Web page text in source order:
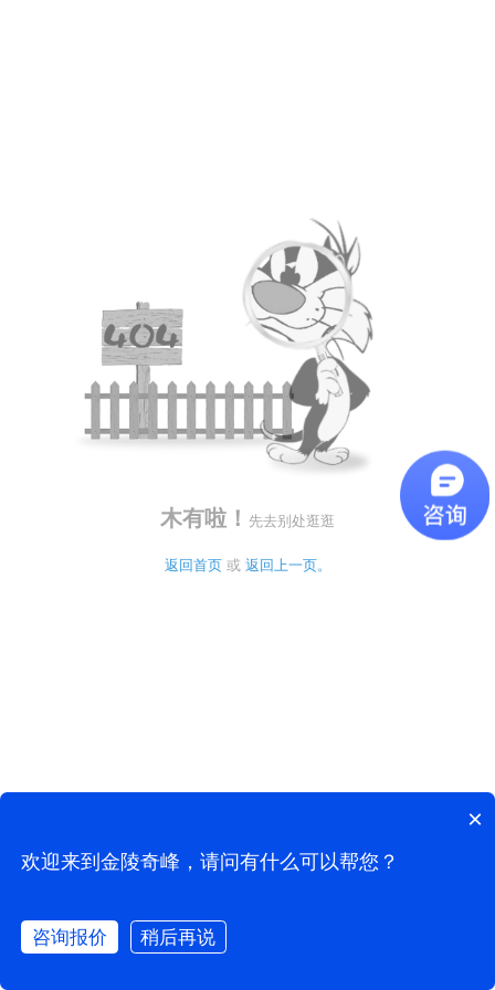
木有啦！ 先去别处逛逛
返回首页 或 返回上一页。
×
欢迎来到金陵奇峰，请问有什么可以帮您？
咨询报价 稍后再说